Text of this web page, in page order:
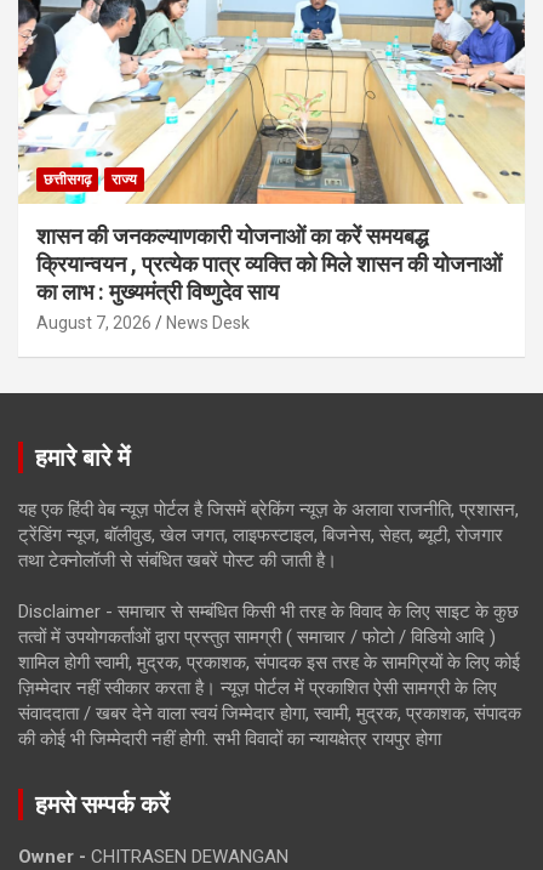
छत्तीसगढ़ राज्य
शासन की जनकल्याणकारी योजनाओं का करें समयबद्ध
क्रियान्वयन , प्रत्येक पात्र व्यक्ति को मिले शासन की योजनाओं
का लाभ : मुख्यमंत्री विष्णुदेव साय
August 7, 2026 News Desk
हमारे बारे में
यह एक हिंदी वेब न्यूज़ पोर्टल है जिसमें ब्रेकिंग न्यूज़ के अलावा राजनीति, प्रशासन,
ट्रेंडिंग न्यूज, बॉलीवुड, खेल जगत, लाइफस्टाइल, बिजनेस, सेहत, ब्यूटी, रोजगार
तथा टेक्नोलॉजी से संबंधित खबरें पोस्ट की जाती है।
Disclaimer - समाचार से सम्बंधित किसी भी तरह के विवाद के लिए साइट के कुछ
तत्वों में उपयोगकर्ताओं द्वारा प्रस्तुत सामग्री ( समाचार / फोटो / विडियो आदि )
शामिल होगी स्वामी, मुद्रक, प्रकाशक, संपादक इस तरह के सामग्रियों के लिए कोई
ज़िम्मेदार नहीं स्वीकार करता है। न्यूज़ पोर्टल में प्रकाशित ऐसी सामग्री के लिए
संवाददाता / खबर देने वाला स्वयं जिम्मेदार होगा, स्वामी, मुद्रक, प्रकाशक, संपादक
की कोई भी जिम्मेदारी नहीं होगी. सभी विवादों का न्यायक्षेत्र रायपुर होगा
हमसे सम्पर्क करें
Owner - CHITRASEN DEWANGAN